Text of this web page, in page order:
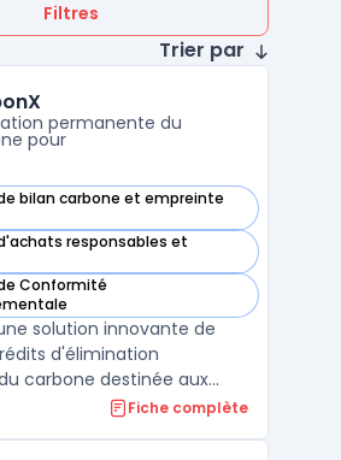
Filtres
Trier par
permanente du
pour
bilan carbone et empreinte
dans cette catégorie
responsables et
dans cette catégorie
Conformité
dans cette catégorie
solution innovante de
d'élimination
carbone destinée aux
à atteindre leurs objectifs
Fiche complète